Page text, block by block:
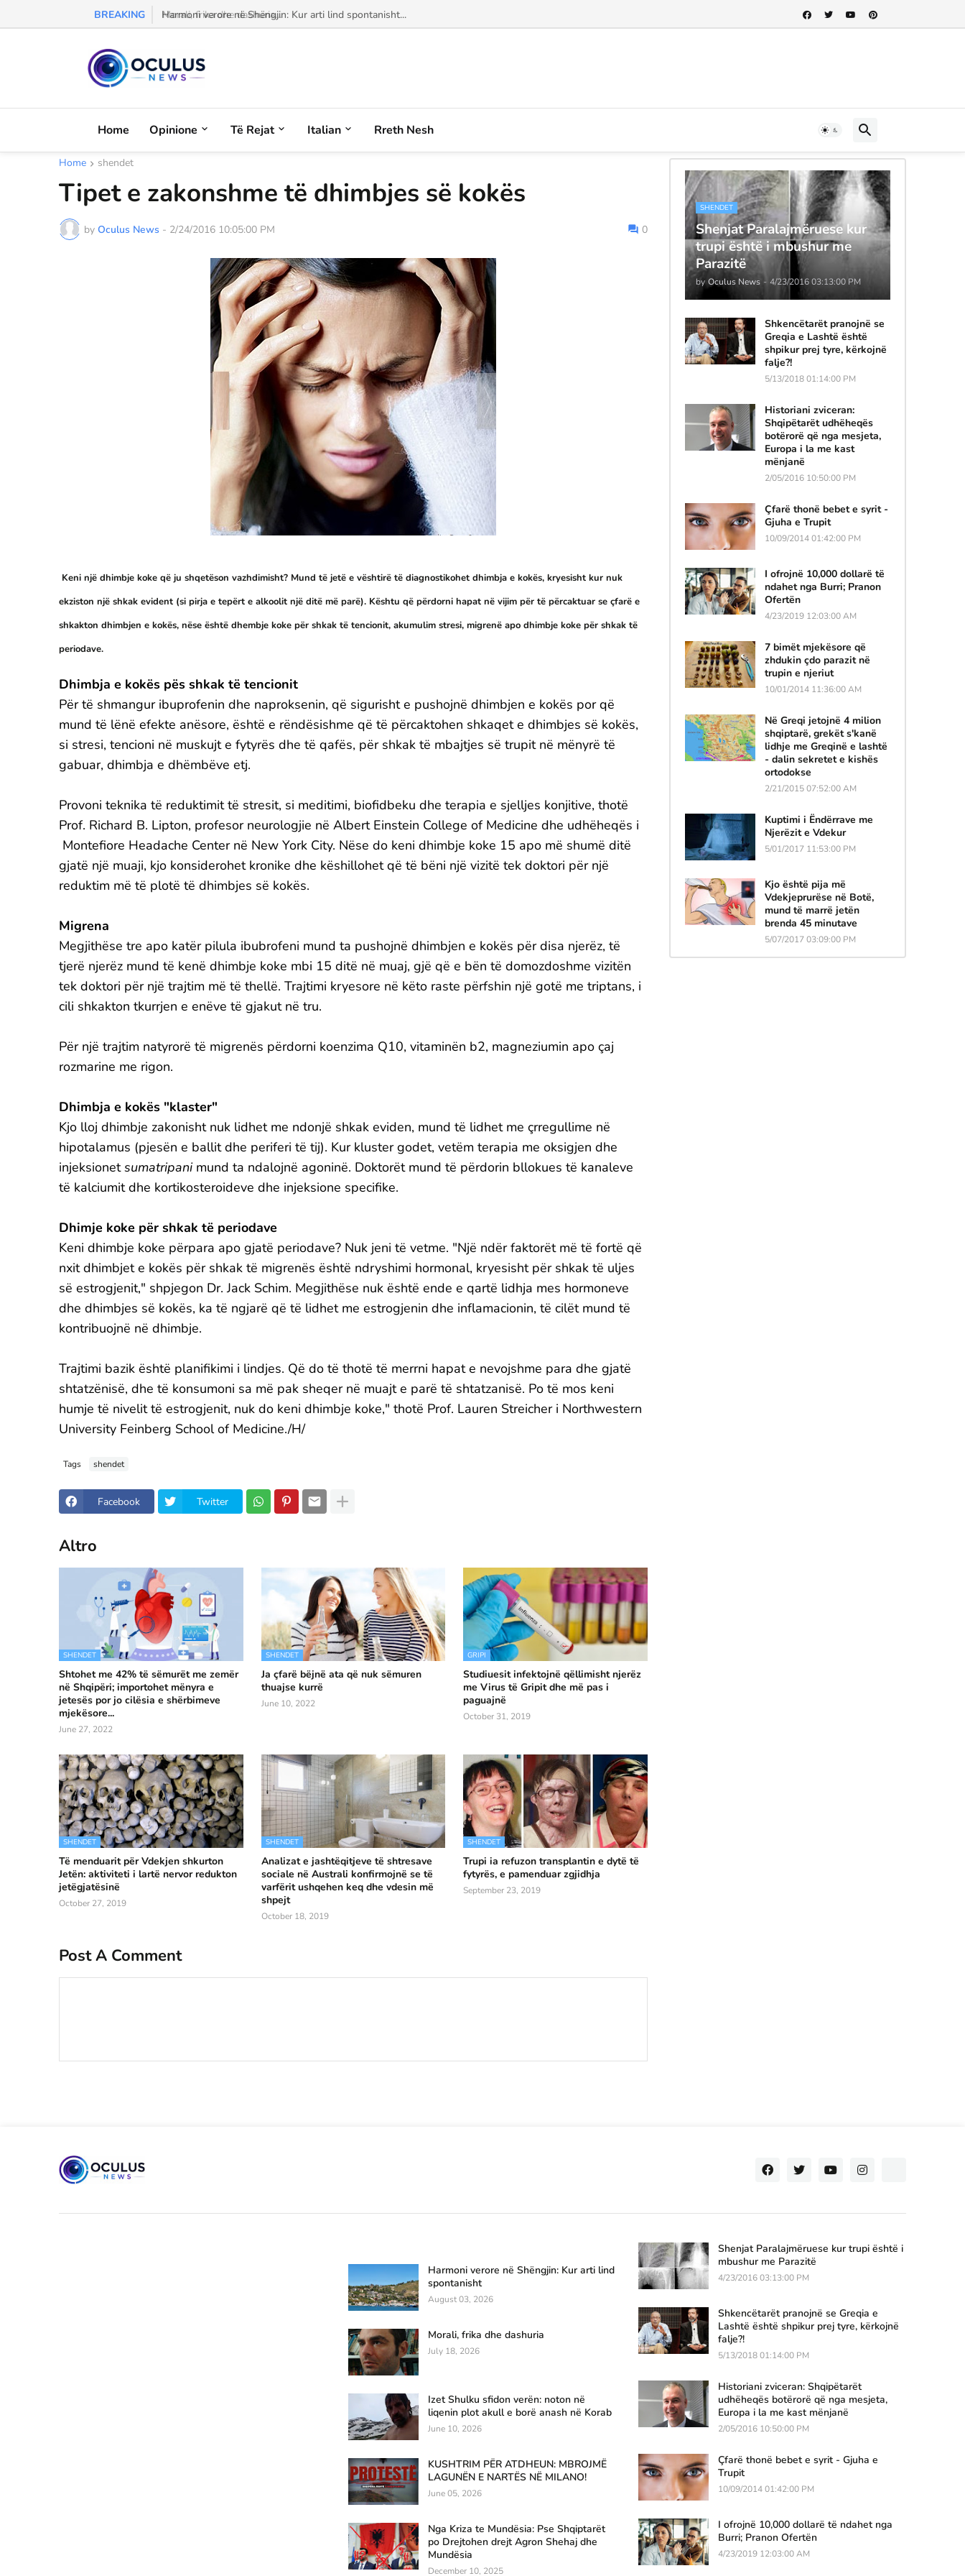
BREAKING Morali, frika dhe dashuria...
Home Opinione Të Rejat Italian Rreth Nesh
Home shendet
Tipet e zakonshme të dhimbjes së kokës
by Oculus News - 2/24/2016 10:05:00 PM 0
Keni një dhimbje koke që ju shqetëson vazhdimisht? Mund të jetë e vështirë të diagnostikohet dhimbja e kokës, kryesisht kur nuk
ekziston një shkak evident (si pirja e tepërt e alkoolit një ditë më parë). Kështu që përdorni hapat në vijim për të përcaktuar se çfarë e
shkakton dhimbjen e kokës, nëse është dhembje koke për shkak të tencionit, akumulim stresi, migrenë apo dhimbje koke për shkak të
periodave.
Dhimbja e kokës pës shkak të tencionit
Për të shmangur ibuprofenin dhe naproksenin, që sigurisht e pushojnë dhimbjen e kokës por që
mund të lënë efekte anësore, është e rëndësishme që të përcaktohen shkaqet e dhimbjes së kokës,
si stresi, tencioni në muskujt e fytyrës dhe të qafës, për shkak të mbajtjes së trupit në mënyrë të
gabuar, dhimbja e dhëmbëve etj.
Provoni teknika të reduktimit të stresit, si meditimi, biofidbeku dhe terapia e sjelljes konjitive, thotë
Prof. Richard B. Lipton, profesor neurologjie në Albert Einstein College of Medicine dhe udhëheqës i
Montefiore Headache Center në New York City. Nëse do keni dhimbje koke 15 apo më shumë ditë
gjatë një muaji, kjo konsiderohet kronike dhe këshillohet që të bëni një vizitë tek doktori për një
reduktim më të plotë të dhimbjes së kokës.
Migrena
Megjithëse tre apo katër pilula ibubrofeni mund ta pushojnë dhimbjen e kokës për disa njerëz, të
tjerë njerëz mund të kenë dhimbje koke mbi 15 ditë në muaj, gjë që e bën të domozdoshme vizitën
tek doktori për një trajtim më të thellë. Trajtimi kryesore në këto raste përfshin një gotë me triptans, i
cili shkakton tkurrjen e enëve të gjakut në tru.
Për një trajtim natyrorë të migrenës përdorni koenzima Q10, vitaminën b2, magneziumin apo çaj
rozmarine me rigon.
Dhimbja e kokës "klaster"
Kjo lloj dhimbje zakonisht nuk lidhet me ndonjë shkak eviden, mund të lidhet me çrregullime në
hipotalamus (pjesën e ballit dhe periferi të tij). Kur kluster godet, vetëm terapia me oksigjen dhe
injeksionetsumatripanimund ta ndalojnë agoninë. Doktorët mund të përdorin bllokues të kanaleve
të kalciumit dhe kortikosteroideve dhe injeksione specifike.
Dhimje koke për shkak të periodave
Keni dhimbje koke përpara apo gjatë periodave? Nuk jeni të vetme. "Një ndër faktorët më të fortë që
nxit dhimbjet e kokës për shkak të migrenës është ndryshimi hormonal, kryesisht për shkak të uljes
së estrogjenit," shpjegon Dr. Jack Schim. Megjithëse nuk është ende e qartë lidhja mes hormoneve
dhe dhimbjes së kokës, ka të ngjarë që të lidhet me estrogjenin dhe inflamacionin, të cilët mund të
kontribuojnë në dhimbje.
Trajtimi bazik është planifikimi i lindjes. Që do të thotë të merrni hapat e nevojshme para dhe gjatë
shtatzënisë, dhe të konsumoni sa më pak sheqer në muajt e parë të shtatzanisë. Po të mos keni
humje të nivelit të estrogjenit, nuk do keni dhimbje koke," thotë Prof. Lauren Streicher i Northwestern
University Feinberg School of Medicine./H/
Tags shendet
Facebook Twitter
Altro
SHENDET
Shtohet me 42% të sëmurët me zemër
në Shqipëri; importohet mënyra e
jetesës por jo cilësia e shërbimeve
mjekësore...
June 27, 2022
SHENDET
Ja çfarë bëjnë ata që nuk sëmuren
thuajse kurrë
June 10, 2022
GRIPI
Studiuesit infektojnë qëllimisht njerëz
me Virus të Gripit dhe më pas i
paguajnë
October 31, 2019
SHENDET
Të menduarit për Vdekjen shkurton
Jetën: aktiviteti i lartë nervor redukton
jetëgjatësinë
October 27, 2019
SHENDET
Analizat e jashtëqitjeve të shtresave
sociale në Australi konfirmojnë se të
varfërit ushqehen keq dhe vdesin më
shpejt
October 18, 2019
SHENDET
Trupi ia refuzon transplantin e dytë të
fytyrës, e pamenduar zgjidhja
September 23, 2019
Post A Comment
SHENDET
Shenjat Paralajmëruese kur
trupi është i mbushur me
Parazitë
by Oculus News - 4/23/2016 03:13:00 PM
Shkencëtarët pranojnë se
Greqia e Lashtë është
shpikur prej tyre, kërkojnë
falje?!
5/13/2018 01:14:00 PM
Historiani zviceran:
Shqipëtarët udhëheqës
botërorë që nga mesjeta,
Europa i la me kast
mënjanë
2/05/2016 10:50:00 PM
Çfarë thonë bebet e syrit -
Gjuha e Trupit
10/09/2014 01:42:00 PM
I ofrojnë 10,000 dollarë të
ndahet nga Burri; Pranon
Ofertën
4/23/2019 12:03:00 AM
7 bimët mjekësore që
zhdukin çdo parazit në
trupin e njeriut
10/01/2014 11:36:00 AM
Në Greqi jetojnë 4 milion
shqiptarë, grekët s'kanë
lidhje me Greqinë e lashtë
- dalin sekretet e kishës
ortodokse
2/21/2015 07:52:00 AM
Kuptimi i Ëndërrave me
Njerëzit e Vdekur
5/01/2017 11:53:00 PM
Kjo është pija më
Vdekjeprurëse në Botë,
mund të marrë jetën
brenda 45 minutave
5/07/2017 03:09:00 PM
Harmoni verore në Shëngjin: Kur arti lind
spontanisht
August 03, 2026
Morali, frika dhe dashuria
July 18, 2026
Izet Shulku sfidon verën: noton në
liqenin plot akull e borë anash në Korab
June 10, 2026
KUSHTRIM PËR ATDHEUN: MBROJMË
LAGUNËN E NARTËS NË MILANO!
June 05, 2026
Nga Kriza te Mundësia: Pse Shqiptarët
po Drejtohen drejt Agron Shehaj dhe
Mundësia
December 10, 2025
Shenjat Paralajmëruese kur trupi është i
mbushur me Parazitë
4/23/2016 03:13:00 PM
Shkencëtarët pranojnë se Greqia e
Lashtë është shpikur prej tyre, kërkojnë
falje?!
5/13/2018 01:14:00 PM
Historiani zviceran: Shqipëtarët
udhëheqës botërorë që nga mesjeta,
Europa i la me kast mënjanë
2/05/2016 10:50:00 PM
Çfarë thonë bebet e syrit - Gjuha e
Trupit
10/09/2014 01:42:00 PM
I ofrojnë 10,000 dollarë të ndahet nga
Burri; Pranon Ofertën
4/23/2019 12:03:00 AM